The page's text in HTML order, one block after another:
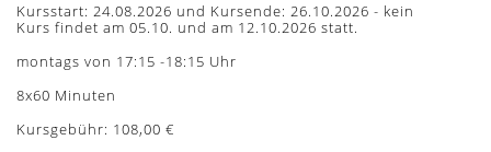
Kursstart: 24.08.2026 und Kursende: 26.10.2026 - kein
Kurs findet am 05.10. und am 12.10.2026 statt.
montags von 17:15 -18:15 Uhr
8x60 Minuten
Kursgebühr: 108,00 €